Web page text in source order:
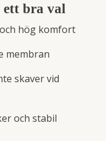
bra val
hög komfort
membran
skaver vid
och stabil